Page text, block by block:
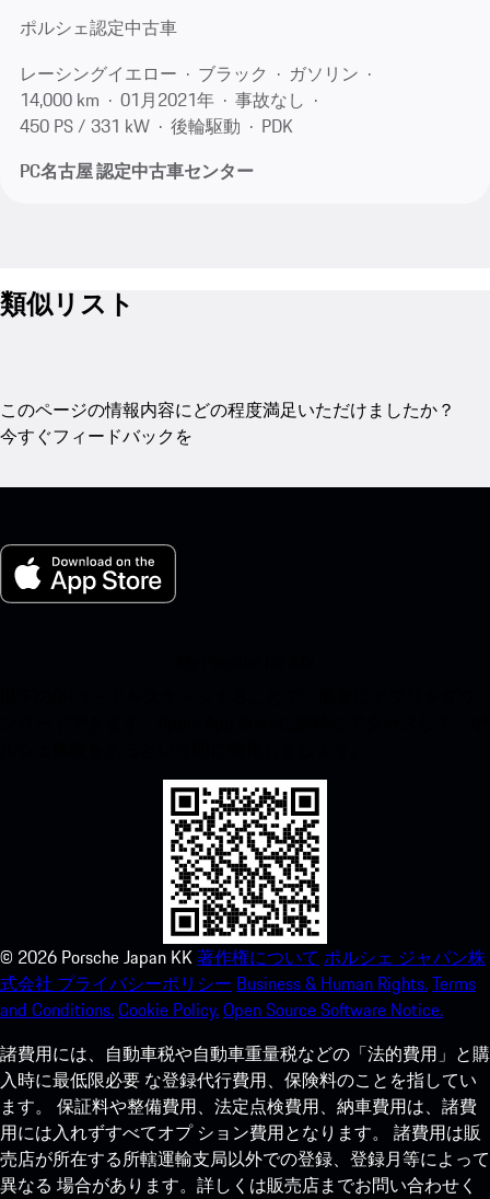
ポルシェ認定中古車
レーシングイエロー
ブラック
ガソリン
14,000 km
01月​2021年
事故なし
450 PS / 331 kW
後輪駆動
PDK
PC名古屋 認定中古車センター
類似リスト
このページの情報内容にどの程度満足いただけましたか？
今すぐフィードバックを
© 2026 Porsche Japan KK著作権について ポルシェ ジャパン株
式会社 プライバシーポリシー Business & Human Rights.Terms
and Conditions.Cookie Policy.Open Source Software Notice.
諸費用には、自動車税や自動車重量税などの「法的費用」と購
入時に最低限必要 な登録代行費用、保険料のことを指してい
ます。 保証料や整備費用、法定点検費用、納車費用は、諸費
用には入れずすべてオプ ション費用となります。 諸費用は販
売店が所在する所轄運輸支局以外での登録、登録月等によって
異なる 場合があります。詳しくは販売店までお問い合わせく